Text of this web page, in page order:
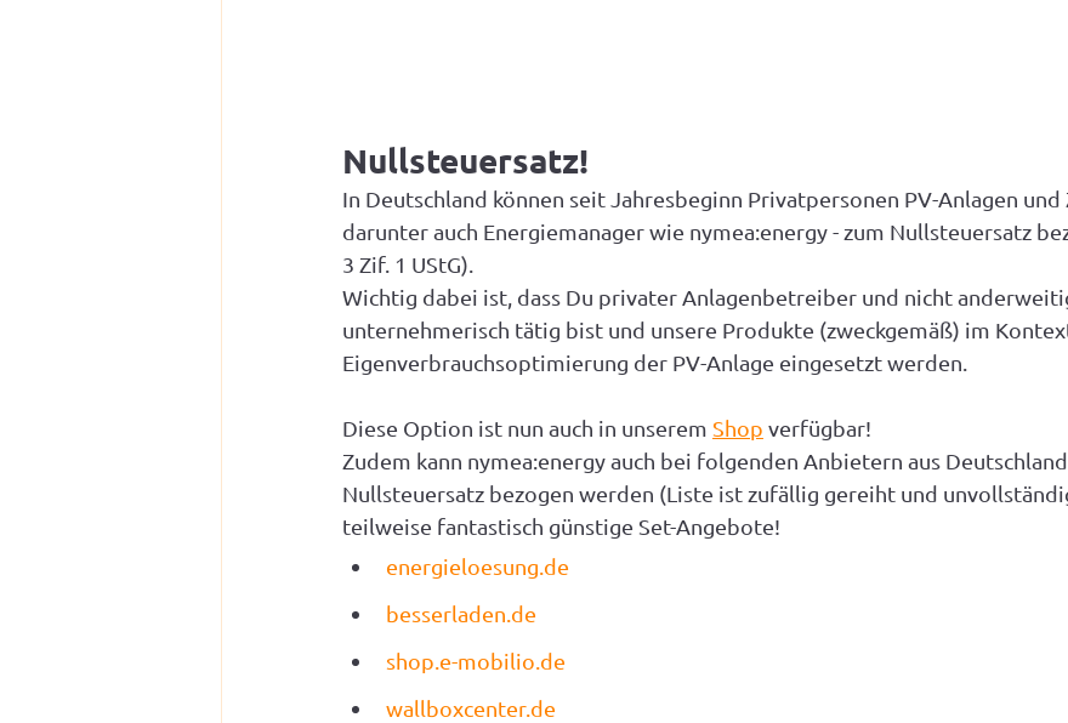
Nullsteuersatz!
In Deutschland können seit Jahresbeginn Privatpersonen PV-Anlagen und
darunter auch Energiemanager wie nymea:energy - zum Nullsteuersatz
3 Zif. 1 UStG).
Wichtig dabei ist, dass Du privater Anlagenbetreiber und nicht
unternehmerisch tätig bist und unsere Produkte (zweckgemäß) im
Eigenverbrauchsoptimierung der PV-Anlage eingesetzt werden.
Diese Option ist nun auch in unserem Shop verfügbar!
Zudem kann nymea:energy auch bei folgenden Anbietern aus
Nullsteuersatz bezogen werden (Liste ist zufällig gereiht und
teilweise fantastisch günstige Set-Angebote!
energieloesung.de
besserladen.de
shop.e-mobilio.de
wallboxcenter.de